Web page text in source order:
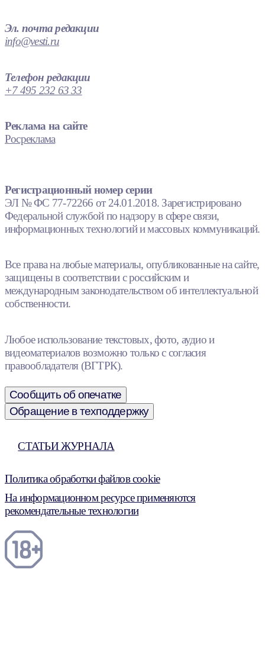
Эл. почта редакции
info@vesti.ru
Телефон редакции
+7 495 232 63 33
Реклама на сайте
Росреклама
Регистрационный номер серии
ЭЛ № ФС 77-72266 от 24.01.2018. Зарегистрировано
Федеральной службой по надзору в сфере связи,
информационных технологий и массовых коммуникаций.
Все права на любые материалы, опубликованные на сайте,
защищены в соответствии с российским и
международным законодательством об интеллектуальной
собственности.
Любое использование текстовых, фото, аудио и
видеоматериалов возможно только с согласия
правообладателя (ВГТРК).
Сообщить об опечатке
Обращение в техподдержку
СТАТЬИ ЖУРНАЛА
Политика обработки файлов cookie
На информационном ресурсе применяются
рекомендательные технологии